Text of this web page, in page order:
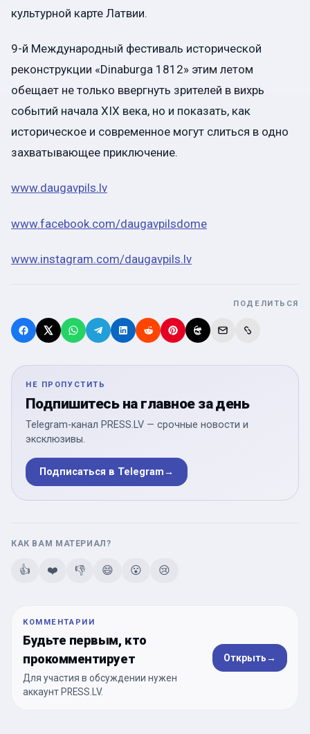
культурной карте Латвии.
9-й Международный фестиваль исторической
реконструкции «Dinaburga 1812» этим летом
обещает не только ввергнуть зрителей в вихрь
событий начала XIX века, но и показать, как
историческое и современное могут слиться в одно
захватывающее приключение.
www.daugavpils.lv
www.facebook.com/daugavpilsdome
www.instagram.com/daugavpils.lv
ПОДЕЛИТЬСЯ
НЕ ПРОПУСТИТЬ
Подпишитесь на главное за день
Telegram-канал PRESS.LV — срочные новости и
эксклюзивы.
Подписаться в Telegram→
КАК ВАМ МАТЕРИАЛ?
👍 ❤️ 👎 😄 😮 😢
КОММЕНТАРИИ
Будьте первым, кто
прокомментирует
Для участия в обсуждении нужен
аккаунт PRESS.LV.
Открыть→